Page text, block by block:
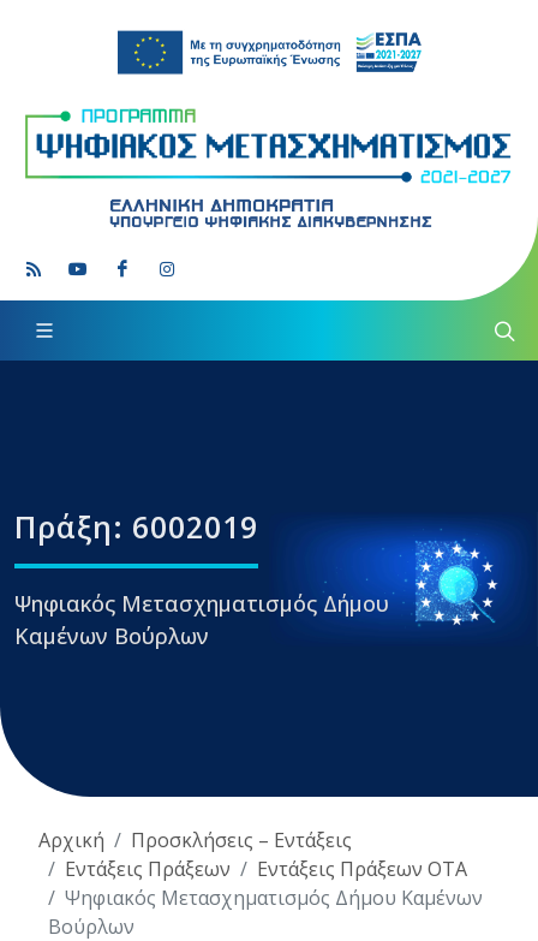
Πράξη: 6002019
Ψηφιακός Μετασχηματισμός Δήμου
Καμένων Βούρλων
Αρχική
Προσκλήσεις – Εντάξεις
Εντάξεις Πράξεων
Εντάξεις Πράξεων ΟΤΑ
Ψηφιακός Μετασχηματισμός Δήμου Καμένων
Βούρλων